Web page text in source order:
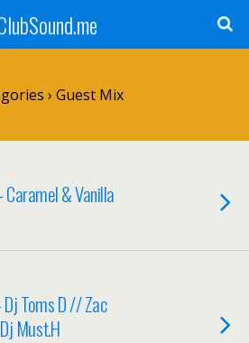
› Guest Mix
& Vanilla
Toms D // Zac
Must.H